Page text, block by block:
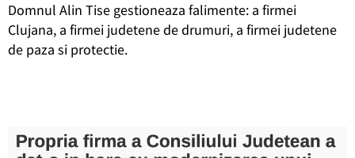
Domnul Alin Tise gestioneaza falimente: a firmei
Clujana, a firmei judetene de drumuri, a firmei judetene
de paza si protectie.